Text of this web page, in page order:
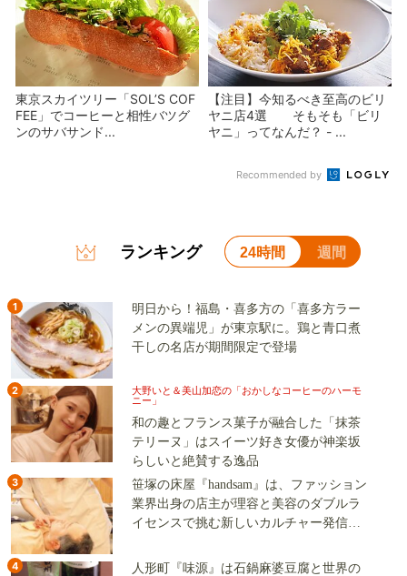
東京スカイツリー「SOL’S COF
FEE」でコーヒーと相性バツグ
ンのサバサンド...
【注目】今知るべき至高のビリ
ヤニ店4選 そもそも「ビリ
ヤニ」ってなんだ？ - ...
Recommended by
ランキング 24時間 週間
1
明日から！福島・喜多方の「喜多方ラー
メンの異端児」が東京駅に。鶏と青口煮
干しの名店が期間限定で登場
2
大野いと＆美山加恋の「おかしなコーヒーのハーモ
ニー」
和の趣とフランス菓子が融合した「抹茶
テリーヌ」はスイーツ好き女優が神楽坂
らしいと絶賛する逸品
3
笹塚の床屋『handsam』は、ファッション
業界出身の店主が理容と美容のダブルラ
イセンスで挑む新しいカルチャー発信基
4
人形町『味源』は石鍋麻婆豆腐と世界の